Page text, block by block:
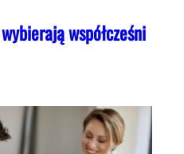
współcześni